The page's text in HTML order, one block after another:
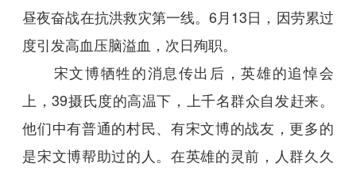
昼夜奋战在抗洪救灾第一线。6月13日，因劳累过
度引发高血压脑溢血，次日殉职。
宋文博牺牲的消息传出后，英雄的追悼会
上，39摄氏度的高温下，上千名群众自发赶来。
他们中有普通的村民、有宋文博的战友，更多的
是宋文博帮助过的人。在英雄的灵前，人群久久